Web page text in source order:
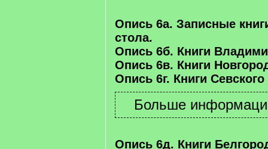
Опись 6а. Записные
стола.
Опись 6б. Книги
Опись 6в. Книги
Опись 6г. Книги Севского
Опись 6д. Книги